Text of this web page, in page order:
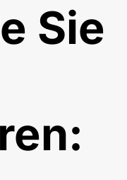
Sie